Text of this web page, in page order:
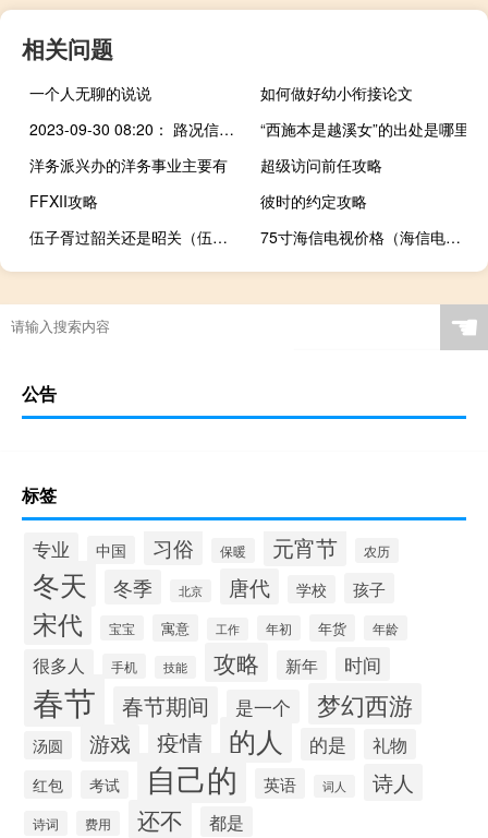
相关问题
一个人无聊的说说
如何做好幼小衔接论文
2023-09-30 08:20： 路况信息：2023年9月30日8时16分，京港澳高速耒宜段郴州收费站附近以北K1785处南往北因车流量大实行交通管制，交通管制解除时间待定。Sa85Za ​​​
“西施本是越溪女”的出处是哪里
洋务派兴办的洋务事业主要有
超级访问前任攻略
FFXII攻略
彼时的约定攻略
伍子胥过韶关还是昭关（伍子胥过韶关）
75寸海信电视价格（海信电视价格）
☚
公告
标签
专业 中国 习俗 保暖 元宵节 农历
冬天 冬季 北京 唐代 学校 孩子
宋代 宝宝 寓意 工作 年初 年货 年龄
很多人 手机 技能 攻略 新年 时间
春节 春节期间 是一个 梦幻西游
汤圆 游戏 疫情 的人 的是 礼物
红包 考试 自己的 英语 词人 诗人
诗词 费用 还不 都是